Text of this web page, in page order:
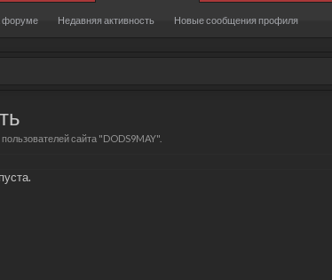
сайта "DODS9MAY".
форуме Недавняя активность Новые сообщения профиля